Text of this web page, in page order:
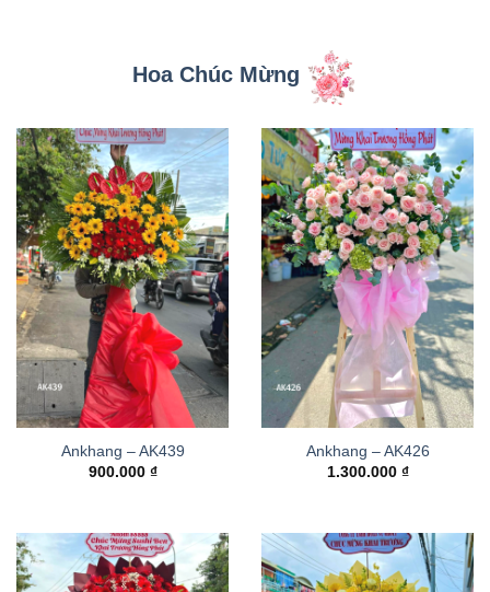
Hoa Chúc Mừng
Ankhang – AK439
900.000 ₫
Ankhang – AK426
1.300.000 ₫